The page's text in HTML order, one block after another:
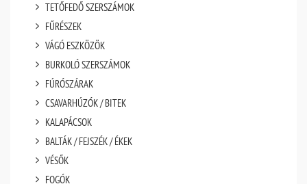
TETŐFEDŐ SZERSZÁMOK
FŰRÉSZEK
VÁGÓ ESZKÖZÖK
BURKOLÓ SZERSZÁMOK
FÚRÓSZÁRAK
CSAVARHÚZÓK / BITEK
KALAPÁCSOK
BALTÁK / FEJSZÉK / ÉKEK
VÉSŐK
FOGÓK